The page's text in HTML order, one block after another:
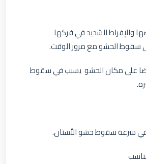
والإفراط الشديد في فركها
سقوط الحشو مع مرور الوقت.
على مكان الحشو يسبب في سقوط
في سرعة سقوط حشو الأسنان.